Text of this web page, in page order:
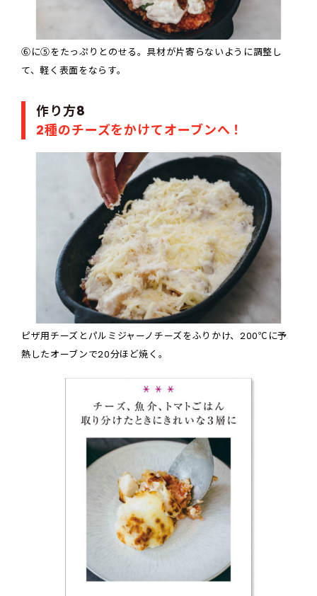
⑥に⑤をたっぷりとのせる。具材が片寄らないように調整し
て、軽く表面をならす。
作り方8
2種のチーズをかけてオーブンへ！
ピザ用チーズとパルミジャーノチーズをふりかけ、200℃に予
熱したオーブンで20分ほど焼く。